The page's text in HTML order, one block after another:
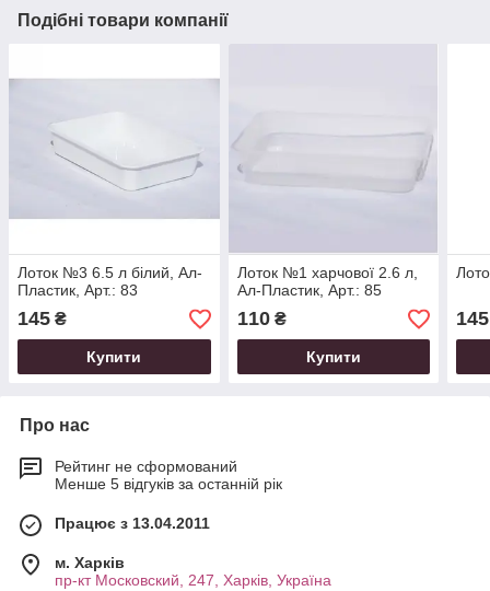
Подібні товари компанії
Лоток №3 6.5 л білий, Ал-
Пластик, Арт.: 83
145 ₴
Купити
Лоток №1 харчової 2.6 л,
Ал-Пластик, Арт.: 85
110₴
Купити
145
Про нас
Рейтинг не сформований
Менше 5 відгуків за останній рік
Працює з 13.04.2011
м. Харків
пр-кт Московский, 247, Харків, Україна